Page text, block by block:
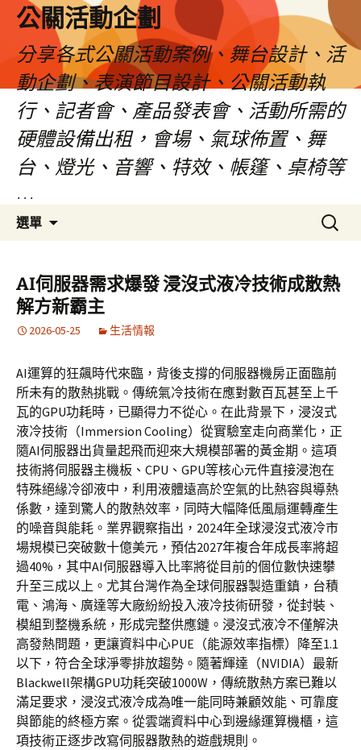
公關活動企劃
分享各式公關活動案例、舞台設計、活
動企劃、表演節目設計、公關活動執
行、記者會、產品發表會、活動所需的
硬體設備出租，會場、氣球佈置、舞
台、燈光、音響、特效、帳篷、桌椅等
…
選單
要
內
容
搜
尋
鍵
字:
AI伺服器需求爆發 浸沒式液冷技術成散熱
解方新霸主
2026-05-25 生活情報
AI運算的狂飆時代來臨，背後支撐的伺服器機房正面臨前
所未有的散熱挑戰。傳統氣冷技術在應對數百瓦甚至上千
瓦的GPU功耗時，已顯得力不從心。在此背景下，浸沒式
液冷技術（Immersion Cooling）從實驗室走向商業化，正
隨AI伺服器出貨量起飛而迎來大規模部署的黃金期。這項
技術將伺服器主機板、CPU、GPU等核心元件直接浸泡在
特殊絕緣冷卻液中，利用液體遠高於空氣的比熱容與導熱
係數，達到驚人的散熱效率，同時大幅降低風扇運轉產生
的噪音與能耗。業界觀察指出，2024年全球浸沒式液冷市
場規模已突破數十億美元，預估2027年複合年成長率將超
過40%，其中AI伺服器導入比率將從目前的個位數快速攀
升至三成以上。尤其台灣作為全球伺服器製造重鎮，台積
電、鴻海、廣達等大廠紛紛投入液冷技術研發，從封裝、
模組到整機系統，形成完整供應鏈。浸沒式液冷不僅解決
高發熱問題，更讓資料中心PUE（能源效率指標）降至1.1
以下，符合全球淨零排放趨勢。隨著輝達（NVIDIA）最新
Blackwell架構GPU功耗突破1000W，傳統散熱方案已難以
滿足要求，浸沒式液冷成為唯一能同時兼顧效能、可靠度
與節能的終極方案。從雲端資料中心到邊緣運算機櫃，這
項技術正逐步改寫伺服器散熱的遊戲規則。